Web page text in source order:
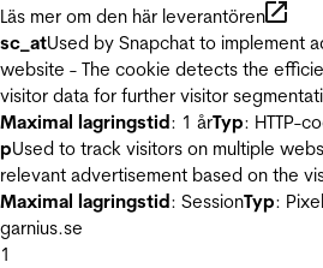
Läs mer om den här leverantören
sc_atUsed by Snapchat to implement
website - The cookie detects the
visitor data for further visitor
Maximal lagringstid: 1 årTyp: HTTP-
pUsed to track visitors on multiple
relevant advertisement based on the
Maximal lagringstid: SessionTyp:
garnius.se
1